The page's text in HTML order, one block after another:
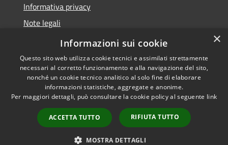
Informativa privacy
Note legali
Dichiarazione di accessibilità
Accessibilità
Copyright © 2026 • Comune di
Cairano • Powered by
Municipium•
Accesso
redazione
×
Informazioni sui cookie
Questo sito web utilizza cookie tecnici e assimilati strettamente
necessari al corretto funzionamento e alla navigazione del sito,
nonché un cookie tecnico analitico al solo fine di elaborare
informazioni statistiche, aggregate e anonime.
Per maggiori dettagli, può consultare la cookie policy al seguente link
ACCETTA TUTTO RIFIUTA TUTTO
MOSTRA DETTAGLI